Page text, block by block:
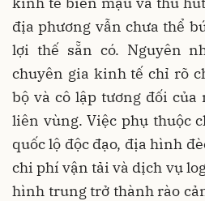
địa phương vẫn chưa thể
lợi thế sẵn có. Nguyên
chuyên gia kinh tế chỉ rõ
bộ và cô lập tương đối
liên vùng. Việc phụ thuộc
quốc lộ độc đạo, địa hình
chi phí vận tải và dịch vụ
hình trung trở thành rào